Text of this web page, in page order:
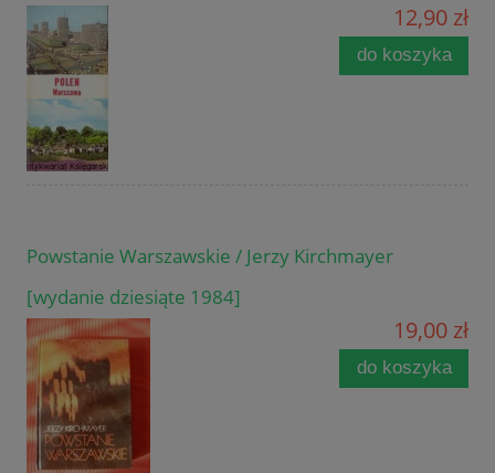
12,90 zł
do koszyka
Powstanie Warszawskie / Jerzy Kirchmayer
[wydanie dziesiąte 1984]
19,00 zł
do koszyka